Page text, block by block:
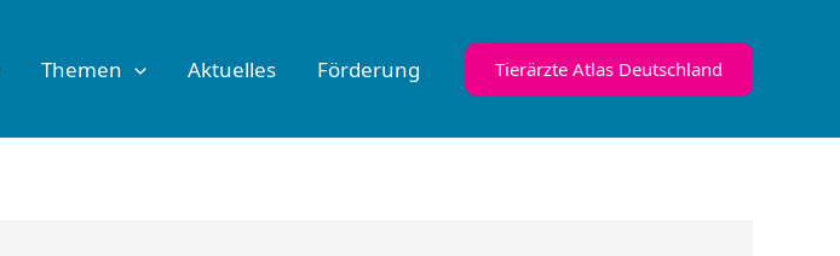
Themen Aktuelles Förderung Tierärzte Atlas Deutschland